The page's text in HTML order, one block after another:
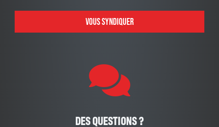
VOUS SYNDIQUER
DES QUESTIONS ?